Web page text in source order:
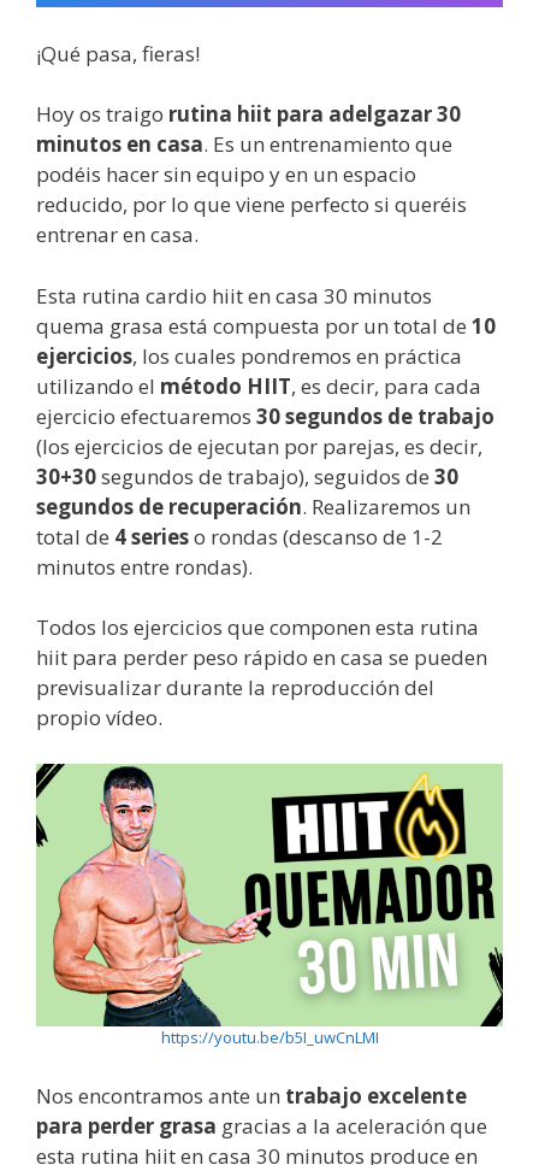
¡Qué pasa, fieras!
Hoy os traigo rutina hiit para adelgazar 30
minutos en casa. Es un entrenamiento que
podéis hacer sin equipo y en un espacio
reducido, por lo que viene perfecto si queréis
entrenar en casa.
Esta rutina cardio hiit en casa 30 minutos
quema grasa está compuesta por un total de 10
ejercicios, los cuales pondremos en práctica
utilizando el método HIIT, es decir, para cada
ejercicio efectuaremos 30 segundos de trabajo
(los ejercicios de ejecutan por parejas, es decir,
30+30segundos de trabajo), seguidos de 30
segundos de recuperación. Realizaremos un
total de 4 serieso rondas (descanso de 1-2
minutos entre rondas).
Todos los ejercicios que componen esta rutina
hiit para perder peso rápido en casa se pueden
previsualizar durante la reproducción del
propio vídeo.
https://youtu.be/b5I_uwCnLMI
Nos encontramos ante un trabajo excelente
para perder grasa gracias a la aceleración que
esta rutina hiit en casa 30 minutos produce en